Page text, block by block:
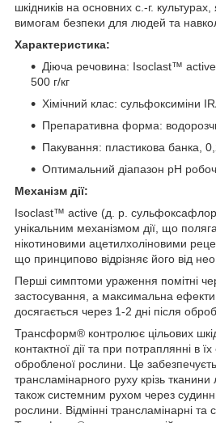
шкідників на основних с.-г. культурах,
вимогам безпеки для людей та
Характеристика:
Діюча речовина: Isoclast™
500 г/кг
Хімічний клас: сульфоксиміни
Препаративна форма:
Пакування: пластикова банка,
Оптимальний діапазон рН
Механізм дії:
Isoclast™ active (д. р.
унікальним механізмом дії, що
нікотиновими ацетилхоліновими
що принципово відрізняє його від
Перші симптоми ураження помітні
застосування, а максимальна
досягається через 1-2 дні після
Трансформ® контролює цільових
контактної дії та при потраплянні в
обробленої рослини. Це
трансламінарного руху крізь
також системним рухом через
рослини. Відмінні трансламінарні та